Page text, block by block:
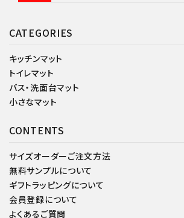
CATEGORIES
キッチンマット
トイレマット
バス・洗面台マット
小さなマット
CONTENTS
サイズオーダーご注文方法
無料サンプルについて
ギフトラッピングについて
会員登録について
よくあるご質問